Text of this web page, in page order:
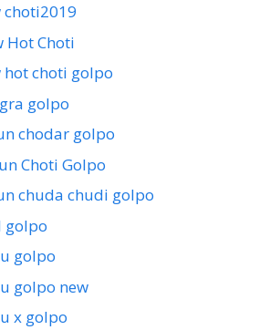
choti2019
Hot Choti
hot choti golpo
golpo
chodar golpo
Choti Golpo
chuda chudi golpo
golpo
golpo
golpo new
x golpo